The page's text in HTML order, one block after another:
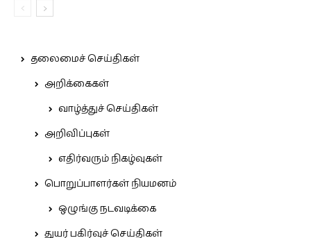
தலைமைச் செய்திகள்
அறிக்கைகள்
வாழ்த்துச் செய்திகள்
அறிவிப்புகள்
எதிர்வரும் நிகழ்வுகள்
பொறுப்பாளர்கள் நியமனம்
ஒழுங்கு நடவடிக்கை
துயர் பகிர்வுச் செய்திகள்